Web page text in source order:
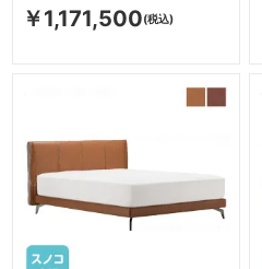
￥1,171,500